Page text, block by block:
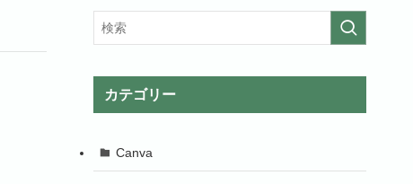
カテゴリー
Canva